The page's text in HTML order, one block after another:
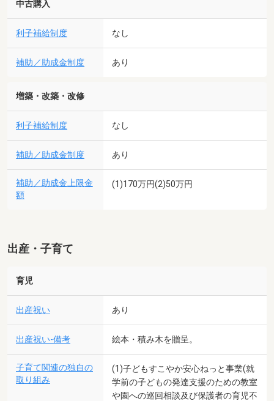
中古購入
利子補給制度 なし
補助／助成金制度 あり
増築・改築・改修
利子補給制度 なし
補助／助成金制度 あり
補助／助成金上限金
額
(1)170万円(2)50万円
出産・子育て
育児
出産祝い あり
出産祝い-備考 絵本・積み木を贈呈。
子育て関連の独自の
取り組み
(1)子どもすこやか安心ねっと事業(就
学前の子どもの発達支援のための教室
や園への巡回相談及び保護者の育児不